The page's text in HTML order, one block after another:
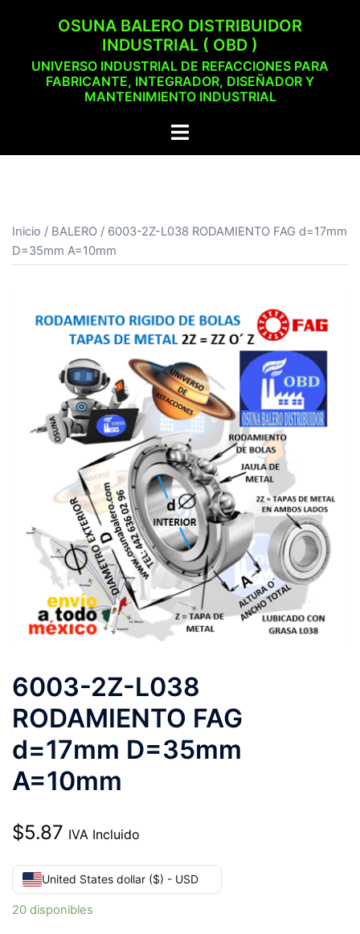
OSUNA BALERO DISTRIBUIDOR
INDUSTRIAL ( OBD )
UNIVERSO INDUSTRIAL DE REFACCIONES PARA
FABRICANTE, INTEGRADOR, DISEÑADOR Y
MANTENIMIENTO INDUSTRIAL
Alternar
Inicio / BALERO / 6003-2Z-L038 RODAMIENTO FAG d=17mm
D=35mm A=10mm
6003-2Z-L038
RODAMIENTO FAG
d=17mm D=35mm
A=10mm
$5.87 IVA Incluido
United States dollar ($) - USD
20 disponibles